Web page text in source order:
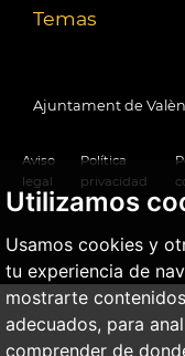
Utilizamos
Usamos cookies y
tu experiencia de
mostrarte
adecuados, para
comprender de
Temas
Ajuntament de
Aviso
legal
Política
privacidad